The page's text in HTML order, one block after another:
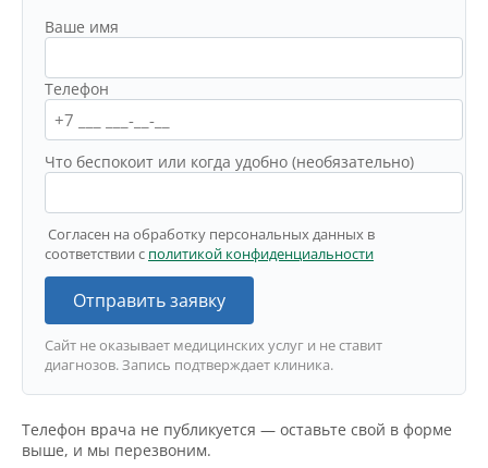
Ваше имя
Телефон
Что беспокоит или когда удобно (необязательно)
Согласен на обработку персональных данных в
соответствии с политикой конфиденциальности
Отправить заявку
Сайт не оказывает медицинских услуг и не ставит
диагнозов. Запись подтверждает клиника.
Телефон врача не публикуется — оставьте свой в форме
выше, и мы перезвоним.